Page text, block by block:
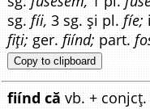
sg.fíi, 3 sg. și pl.fíe;
fiți; ger.fiínd; part.
Copy to clipboard
fiínd că vb. + conjcț.